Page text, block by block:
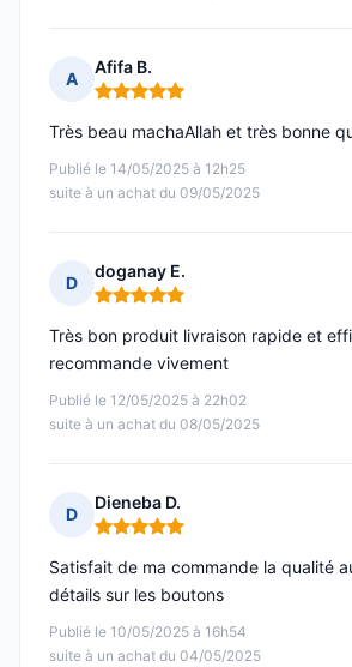
A
Afifa B.
Note : 5 sur 5
Publié le 14/05/2025 à 12h25
suite à un achat du 09/05/2025
Très beau machaAllah et très bonne
D
doganay E.
Note : 5 sur 5
Publié le 12/05/2025 à 22h02
suite à un achat du 08/05/2025
Très bon produit livraison rapide et
recommande vivement
D
Dieneba D.
Note : 5 sur 5
Publié le 10/05/2025 à 16h54
suite à un achat du 04/05/2025
Satisfait de ma commande la qualité
détails sur les boutons